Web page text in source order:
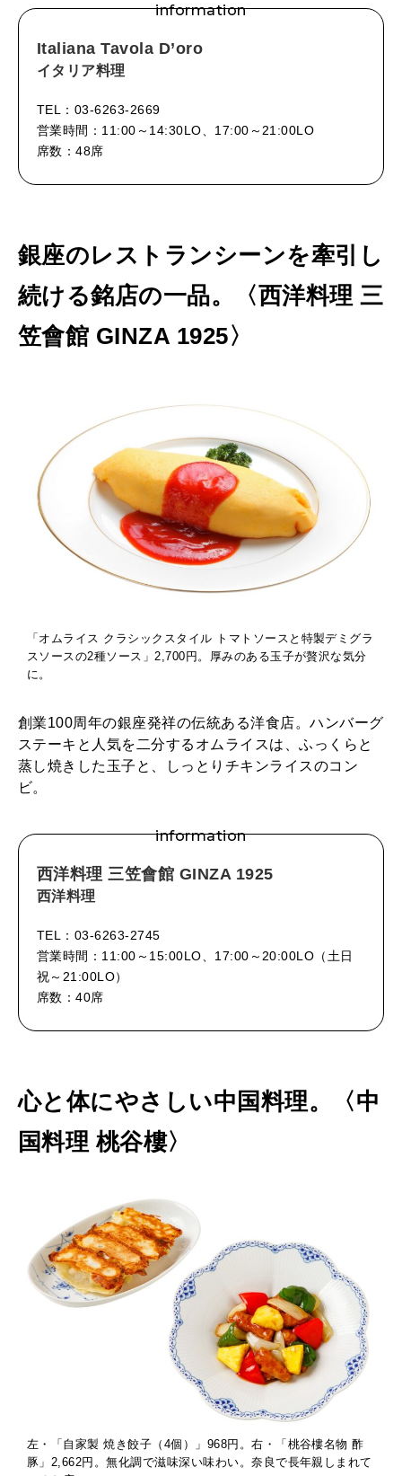
information
Italiana Tavola D’oro
イタリア料理
TEL：03-6263-2669
営業時間：11:00～14:30LO、17:00～21:00LO
席数：48席
銀座のレストランシーンを牽引し
続ける銘店の一品。〈西洋料理 三
笠會館 GINZA 1925〉
「オムライス クラシックスタイル トマトソースと特製デミグラ
スソースの2種ソース」2,700円。厚みのある玉子が贅沢な気分
に。
創業100周年の銀座発祥の伝統ある洋食店。ハンバーグ
ステーキと人気を二分するオムライスは、ふっくらと
蒸し焼きした玉子と、しっとりチキンライスのコン
ビ。
information
西洋料理 三笠會館 GINZA 1925
西洋料理
TEL：03-6263-2745
営業時間：11:00～15:00LO、17:00～20:00LO（土日
祝～21:00LO）
席数：40席
心と体にやさしい中国料理。〈中
国料理 桃谷樓〉
左・「自家製 焼き餃子（4個）」968円。右・「桃谷樓名物 酢
豚」2,662円。無化調で滋味深い味わい。奈良で長年親しまれて